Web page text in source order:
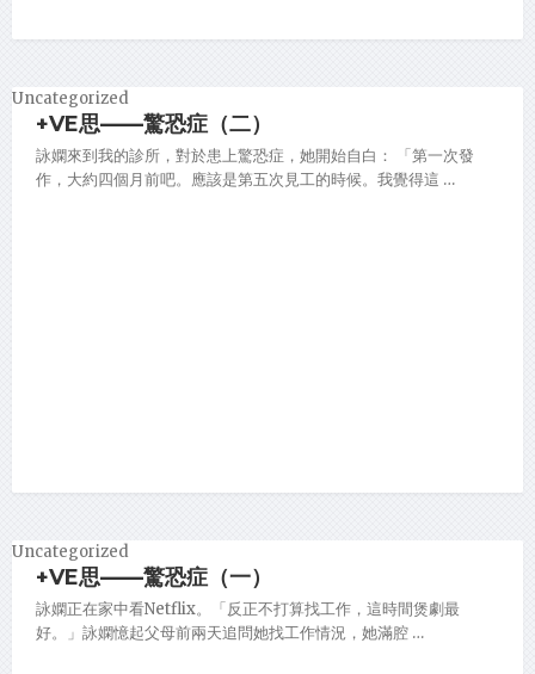
Uncategorized
+VE思——驚恐症（二）
詠嫻來到我的診所，對於患上驚恐症，她開始自白： 「第一次發
作，大約四個月前吧。應該是第五次見工的時候。我覺得這 …
Uncategorized
+VE思——驚恐症（一）
詠嫻正在家中看Netflix。「反正不打算找工作，這時間煲劇最
好。」詠嫻憶起父母前兩天追問她找工作情況，她滿腔 …